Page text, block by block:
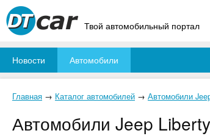
Твой автомобильный портал
Новости Автомобили
Главная → Каталог автомобилей → Автомобили
Автомобили Jeep Liberty